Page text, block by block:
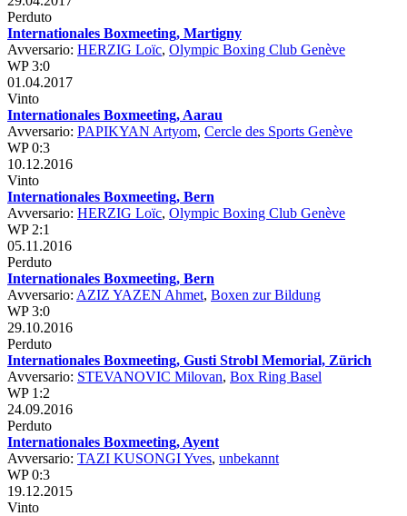
Perduto
Internationales Boxmeeting, Martigny
Avversario: HERZIG Loïc, Olympic Boxing Club Genève
WP 3:0
01.04.2017
Vinto
Internationales Boxmeeting, Aarau
Avversario: PAPIKYAN Artyom, Cercle des Sports Genève
WP 0:3
10.12.2016
Vinto
Internationales Boxmeeting, Bern
Avversario: HERZIG Loïc, Olympic Boxing Club Genève
WP 2:1
05.11.2016
Perduto
Internationales Boxmeeting, Bern
Avversario: AZIZ YAZEN Ahmet, Boxen zur Bildung
WP 3:0
29.10.2016
Perduto
Internationales Boxmeeting, Gusti Strobl Memorial, Zürich
Avversario: STEVANOVIC Milovan, Box Ring Basel
WP 1:2
24.09.2016
Perduto
Internationales Boxmeeting, Ayent
Avversario: TAZI KUSONGI Yves, unbekannt
WP 0:3
19.12.2015
Vinto